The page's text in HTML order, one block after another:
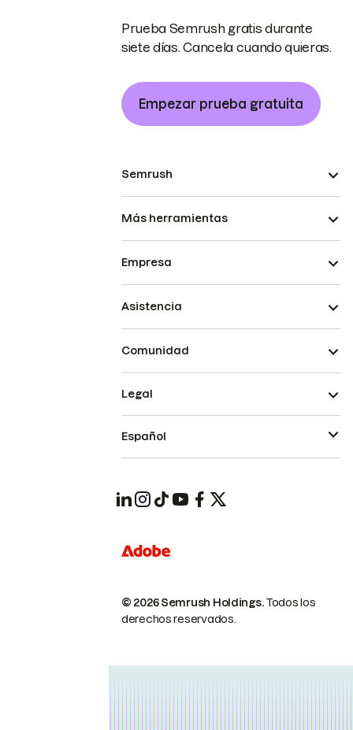
Prueba Semrush gratis durante
siete días. Cancela cuando quieras.
Empezar prueba gratuita
Semrush
Más herramientas
Empresa
Asistencia
Comunidad
© 2026 Semrush Holdings.Todos los
derechos reservados.
Legal
Español